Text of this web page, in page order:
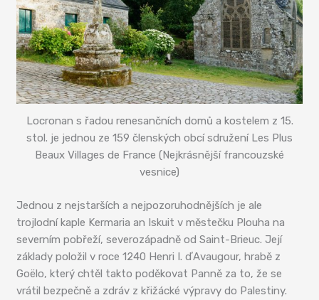
Locronan s řadou renesančních domů a kostelem z 15.
stol. je jednou ze 159 členských obcí sdružení Les Plus
Beaux Villages de France (Nejkrásnější francouzské
vesnice)
Jednou z nejstarších a nejpozoruhodnějších je ale
trojlodní kaple Kermaria an Iskuit v městečku Plouha na
severním pobřeží, severozápadně od Saint-Brieuc. Její
základy položil v roce 1240 Henri I. dʼAvaugour, hrabě z
Goëlo, který chtěl takto poděkovat Panně za to, že se
vrátil bezpečně a zdráv z křižácké výpravy do Palestiny.